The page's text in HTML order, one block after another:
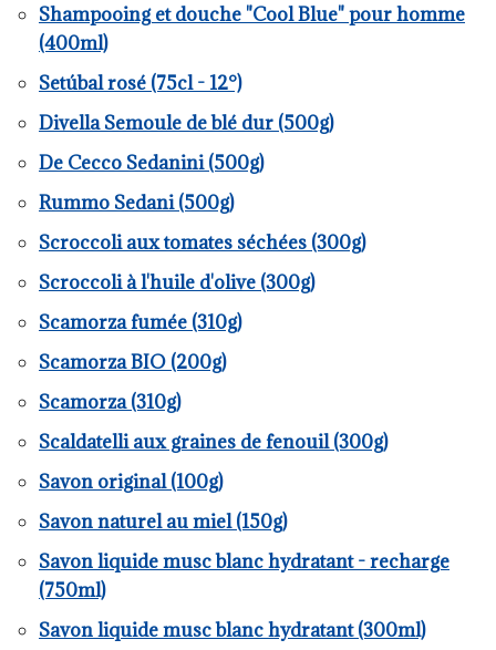
Shampooing et douche "Cool Blue" pour homme
(400ml)
Setúbal rosé (75cl - 12°)
Divella Semoule de blé dur (500g)
De Cecco Sedanini (500g)
Rummo Sedani (500g)
Scroccoli aux tomates séchées (300g)
Scroccoli à l'huile d'olive (300g)
Scamorza fumée (310g)
Scamorza BIO (200g)
Scamorza (310g)
Scaldatelli aux graines de fenouil (300g)
Savon original (100g)
Savon naturel au miel (150g)
Savon liquide musc blanc hydratant - recharge
(750ml)
Savon liquide musc blanc hydratant (300ml)